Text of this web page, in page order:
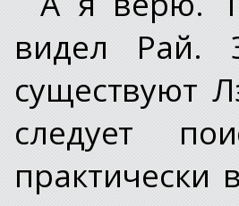
видел Рай.
существуют
следует
практически